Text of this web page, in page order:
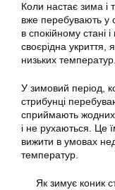
Коли настає зима і
вже перебувають у
в спокійному стані
своєрідна укриття,
низьких температур.
У зимовий період,
стрибунці
сприймають жодних
і не рухаються. Це
вижити в умовах
температур.
Як зимує коник